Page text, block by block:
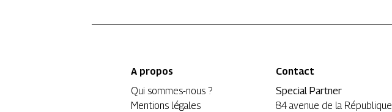
A propos
Qui sommes-nous ?
Mentions légales
Contact
Special Partner
84 avenue de la République